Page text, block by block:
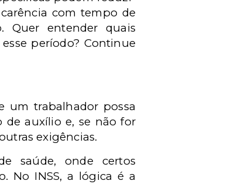
com tempo de
Quer entender quais
período? Continue
um trabalhador possa
de auxílio e, se não for
exigências.
saúde, onde certos
No INSS, a lógica é a